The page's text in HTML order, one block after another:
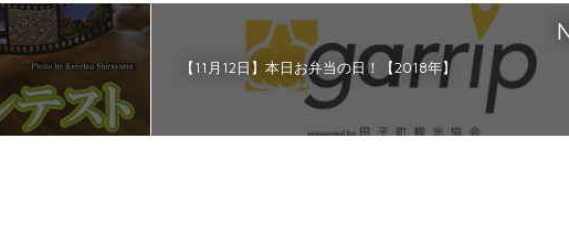
【11月12日】本日お弁当の日！【2018年】